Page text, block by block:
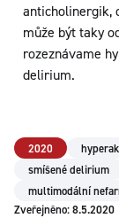
anticholinergik,
může být taky
rozeznávame
delirium.
2020
smíšené delirium
multimodální
Zveřejněno: 8.5.2020